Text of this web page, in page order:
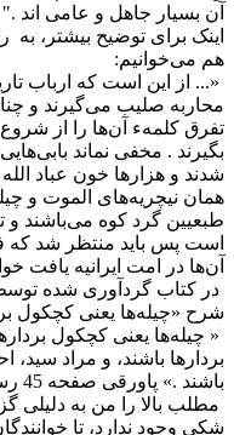
آن بسیار جاهل و عامی اند ."
اینک برای توضیح بیشتر، به
هم می‌خوانیم:
«... از این است که ارباب
محاربه صلیب می‌گیرند و
تفرق کلمهء آن‌ها را از
بگیرند . مخفی نماند
شدند و هزارها خون عباد
همان نیچریه‌های الموت و
طبعیین گرد کوه می‌باشند و
است پس باید منتظر شد که
آن‌ها در امت ایرانیه یافت
در کتاب گردآوری شده
شرح «چیله‌ها یعنی کچکول
« چیله‌ها یعنی کچکول
بردارها باشند، و مراد سید،
باشند .» پاورقی صفحه 45 رساله نیچریه .
مطلب بالا را من به دلیلی
شکی وجود ندارد، تا